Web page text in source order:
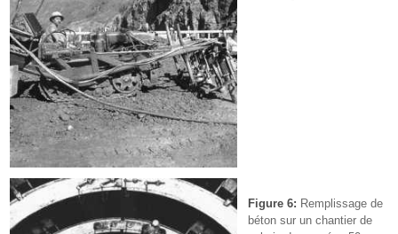
Figure 6: Remplissage de
béton sur un chantier de